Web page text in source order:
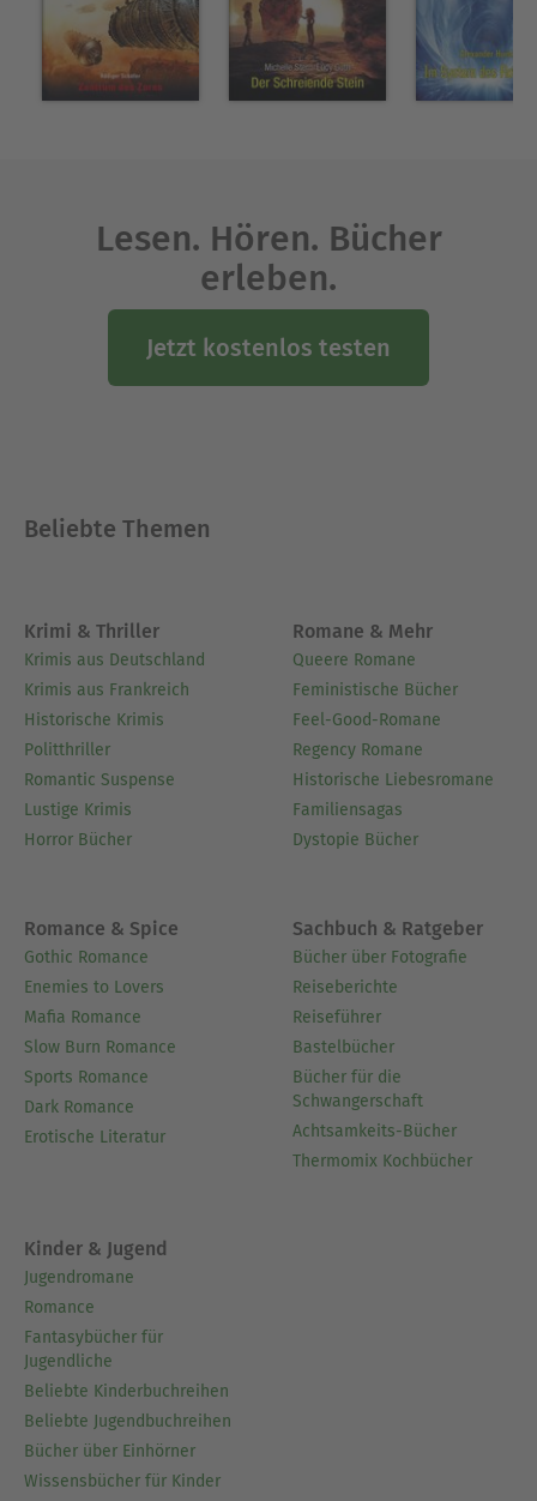
Lesen. Hören. Bücher
erleben.
Jetzt kostenlos testen
Beliebte Themen
Krimi & Thriller
Krimis aus Deutschland
Krimis aus Frankreich
Historische Krimis
Politthriller
Romantic Suspense
Lustige Krimis
Horror Bücher
Romane & Mehr
Queere Romane
Feministische Bücher
Feel-Good-Romane
Regency Romane
Historische Liebesromane
Familiensagas
Dystopie Bücher
Romance & Spice
Gothic Romance
Enemies to Lovers
Mafia Romance
Slow Burn Romance
Sports Romance
Dark Romance
Erotische Literatur
Sachbuch & Ratgeber
Bücher über Fotografie
Reiseberichte
Reiseführer
Bastelbücher
Bücher für die
Schwangerschaft
Achtsamkeits-Bücher
Thermomix Kochbücher
Kinder & Jugend
Jugendromane
Romance
Fantasybücher für
Jugendliche
Beliebte Kinderbuchreihen
Beliebte Jugendbuchreihen
Bücher über Einhörner
Wissensbücher für Kinder